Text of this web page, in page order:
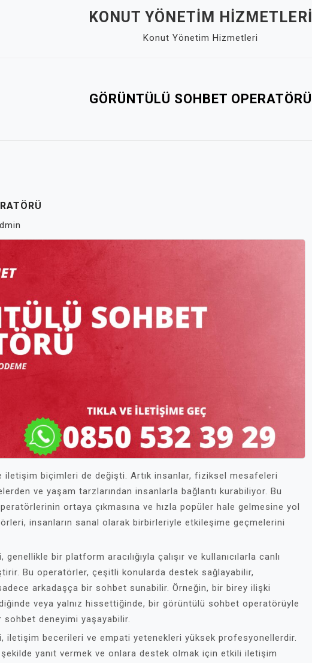
KONUT YÖNETIM HIZMETLERI
Konut Yönetim Hizmetleri
GÖRÜNTÜLÜ SOHBET OPERATÖRÜ
biçimleri de değişti. Artık insanlar, fiziksel mesafeleri
ve yaşam tarzlarından insanlarla bağlantı kurabiliyor. Bu
ortaya çıkmasına ve hızla popüler hale gelmesine yol
insanların sanal olarak birbirleriyle etkileşime geçmelerini
bir platform aracılığıyla çalışır ve kullanıcılarla canlı
Bu operatörler, çeşitli konularda destek sağlayabilir,
arkadaşça bir sohbet sunabilir. Örneğin, bir birey ilişki
veya yalnız hissettiğinde, bir görüntülü sohbet operatörüyle
sohbet deneyimi yaşayabilir.
iletişim becerileri ve empati yetenekleri yüksek profesyonellerdir.
şekilde yanıt vermek ve onlara destek olmak için etkili iletişim